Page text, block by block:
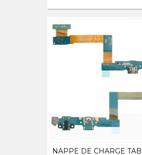
NAPPE DE CHARGE